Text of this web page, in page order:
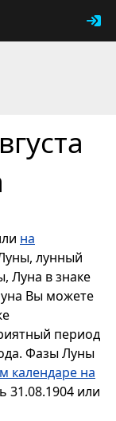
на
лунный
Луна в знаке
Вы можете
период
Фазы Луны
календаре на
31.08.1904 или